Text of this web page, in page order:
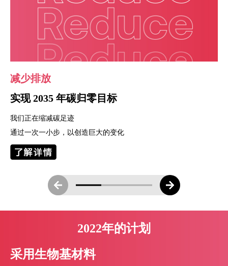
减少排放
实现 2035 年碳归零目标
我们正在缩减碳足迹
通过一次一小步，以创造巨大的变化
2022年的计划
采用生物基材料